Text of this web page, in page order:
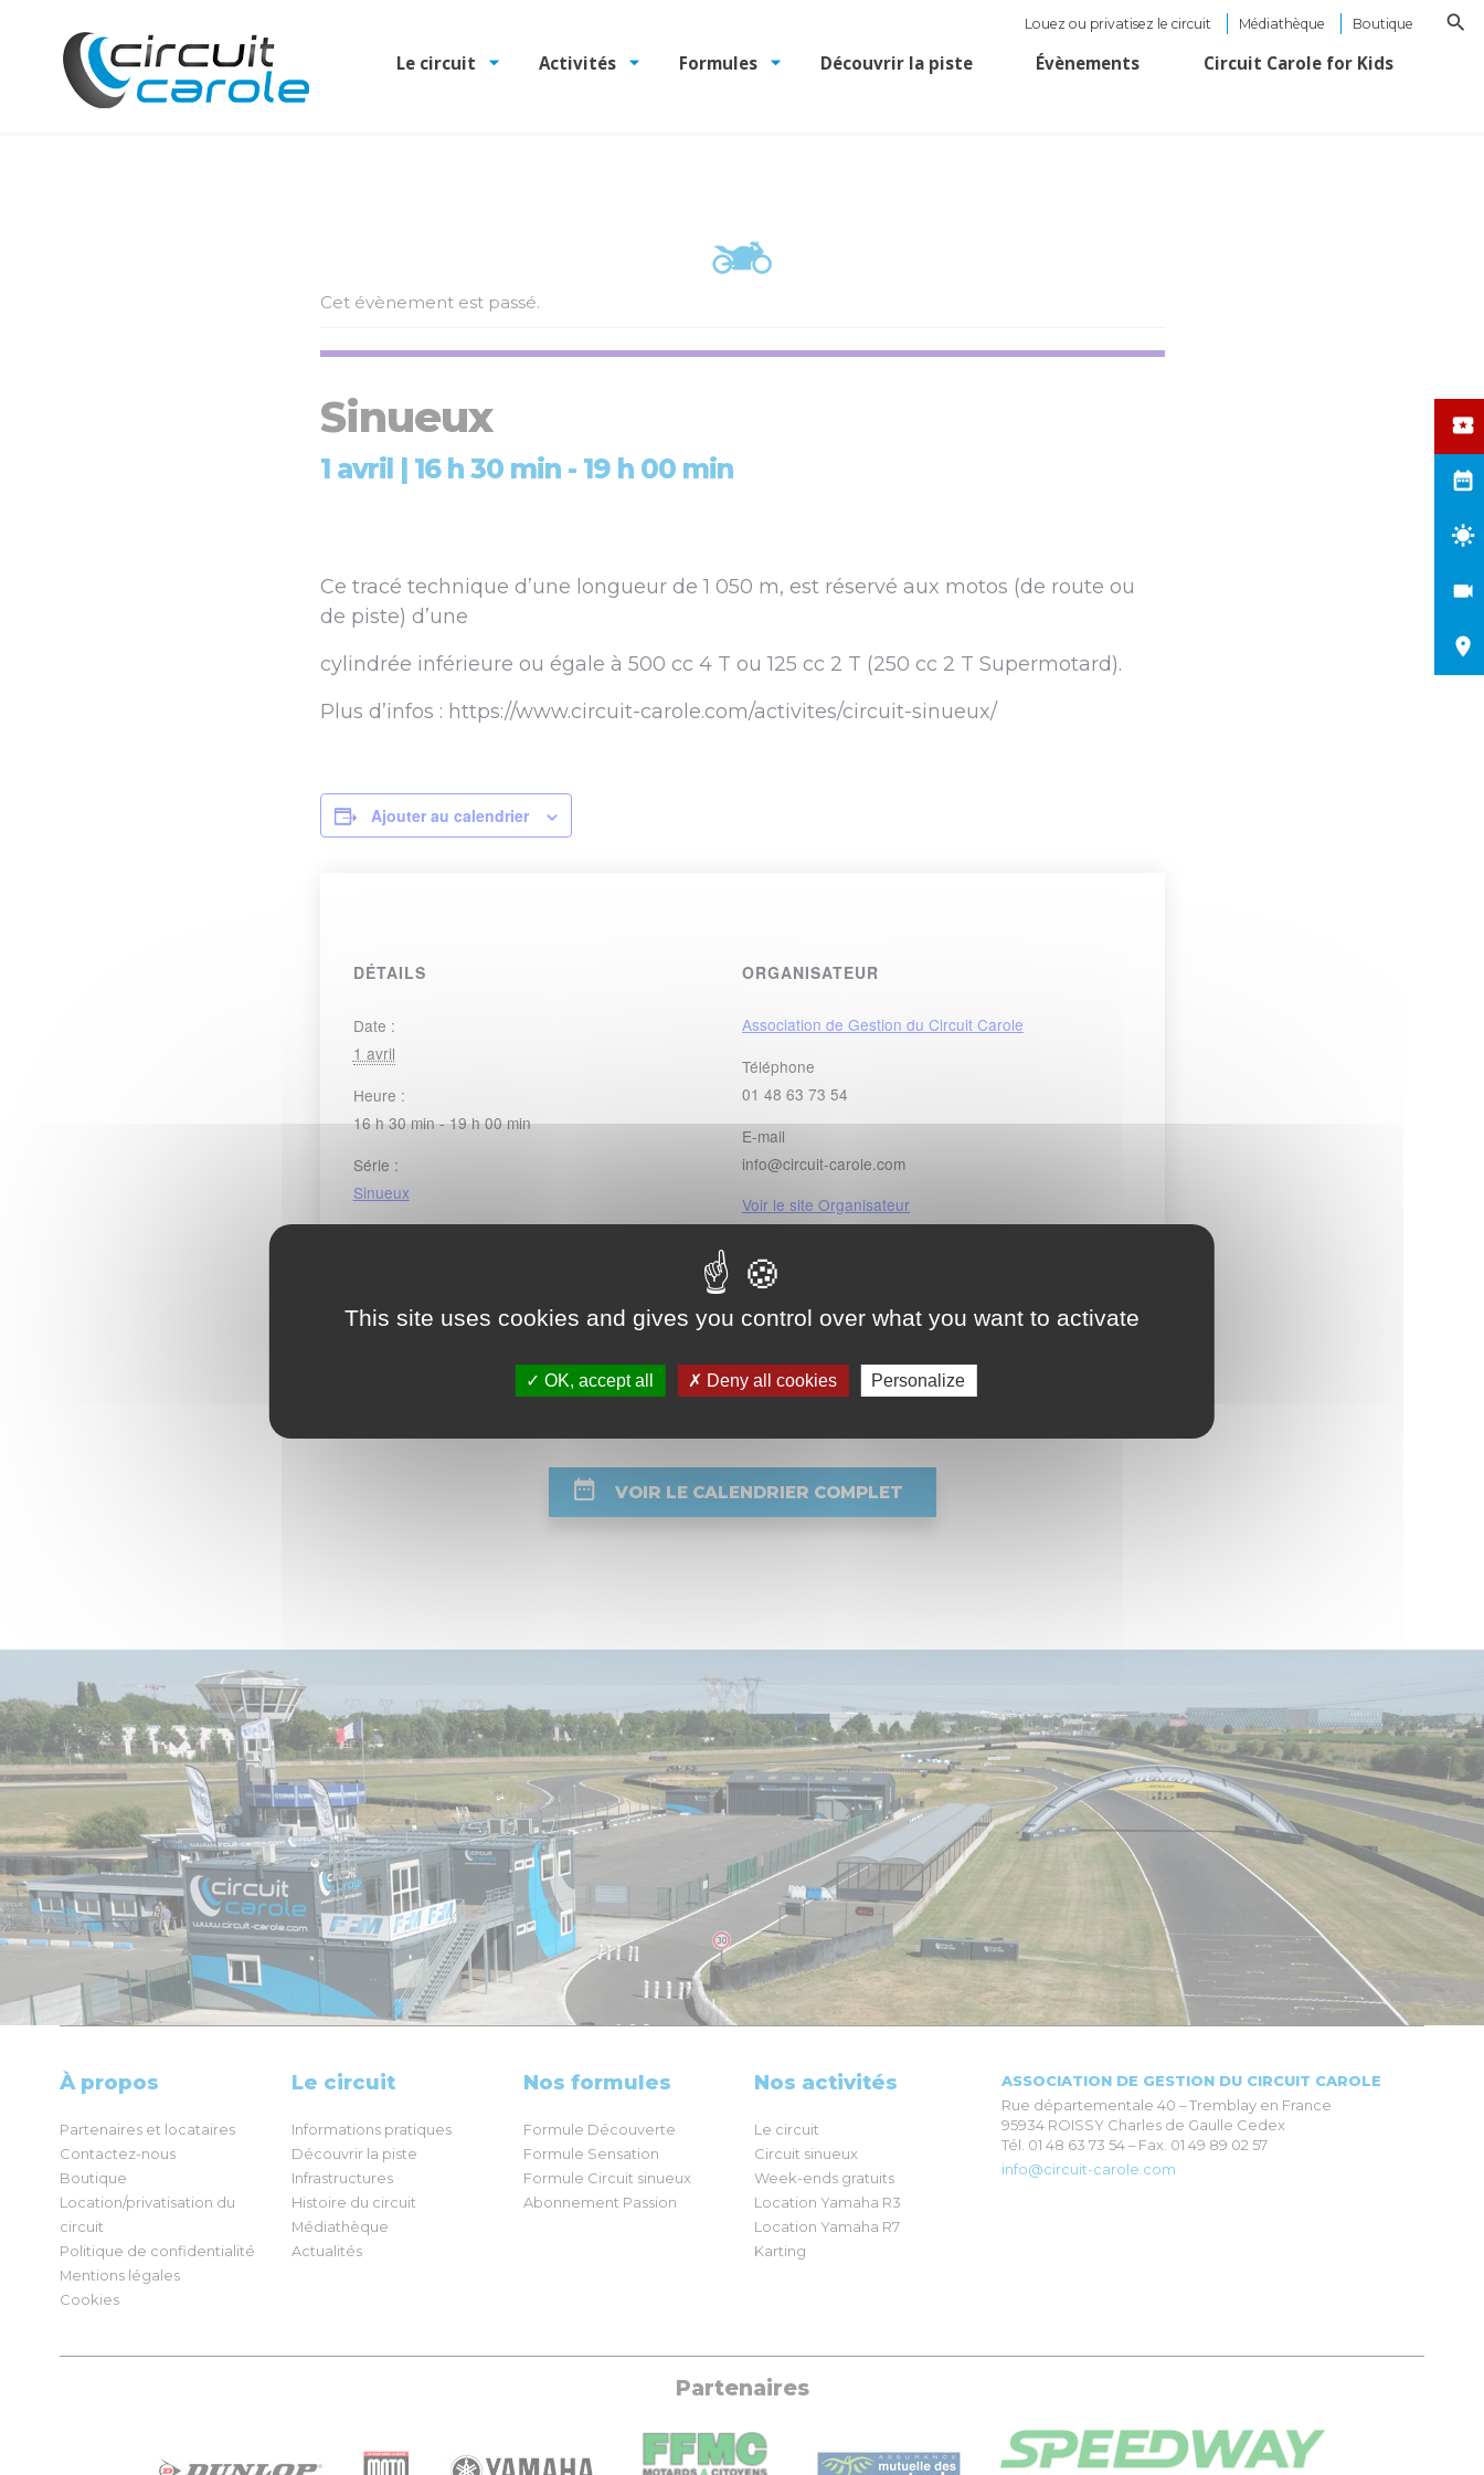
Louez ou privatisez le circuit Médiathèque Boutique
Le circuit Activités Formules Découvrir la piste Évènements Circuit Carole for Kids
Cet évènement est passé.
Sinueux
1 avril | 16 h 30 min- 19 h 00 min
Ce tracé technique d’une longueur de 1 050 m, est réservé aux motos (de route ou
de piste) d’une
cylindrée inférieure ou égale à 500 cc 4 T ou 125 cc 2 T (250 cc 2 T Supermotard).
Plus d’infos : https://www.circuit-carole.com/activites/circuit-sinueux/
Ajouter au calendrier
DÉTAILS
Date :
1 avril
Heure :
16 h 30 min - 19 h 00 min
Série :
Sinueux
ORGANISATEUR
Association de Gestion du Circuit Carole
Téléphone
01 48 63 73 54
E-mail
info@circuit-carole.com
Voir le site Organisateur
VOIR LE CALENDRIER COMPLET
À propos
Partenaires et locataires
Contactez-nous
Boutique
Location/privatisation du
circuit
Politique de confidentialité
Mentions légales
Cookies
Le circuit
Informations pratiques
Découvrir la piste
Infrastructures
Histoire du circuit
Médiathèque
Actualités
Nos formules
Formule Découverte
Formule Sensation
Formule Circuit sinueux
Abonnement Passion
Nos activités
Le circuit
Circuit sinueux
Week-ends gratuits
Location Yamaha R3
Location Yamaha R7
Karting
ASSOCIATION DE GESTION DU CIRCUIT CAROLE
Rue départementale 40 – Tremblay en France
95934 ROISSY Charles de Gaulle Cedex
Tél. 01 48 63 73 54 – Fax. 01 49 89 02 57
info@circuit-carole.com
Partenaires
This site uses cookies and gives you control over what you want to activate
OK, accept all Deny all cookies Personalize